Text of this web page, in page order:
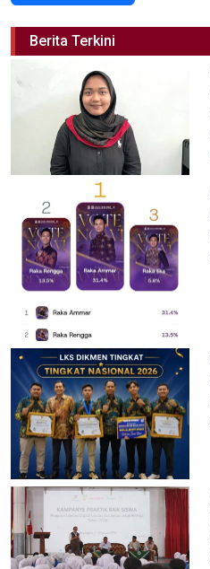
Berita Terkini